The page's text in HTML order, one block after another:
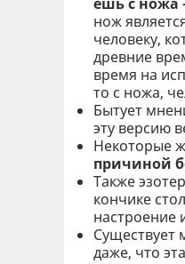
нож
человеку,
древние
время на
то с ножа,
Бытует
эту версию
Некоторые
причиной
Также
кончике
настроение
Существует
даже, что